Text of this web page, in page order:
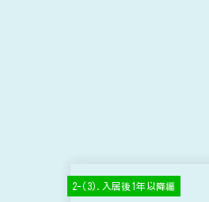
2-(3).入居後1年以降編